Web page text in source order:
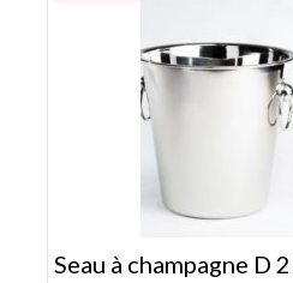
Seau à champagne D